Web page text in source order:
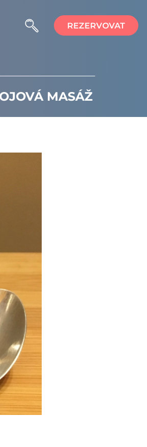
REZERVOVAT
MASÁŽ